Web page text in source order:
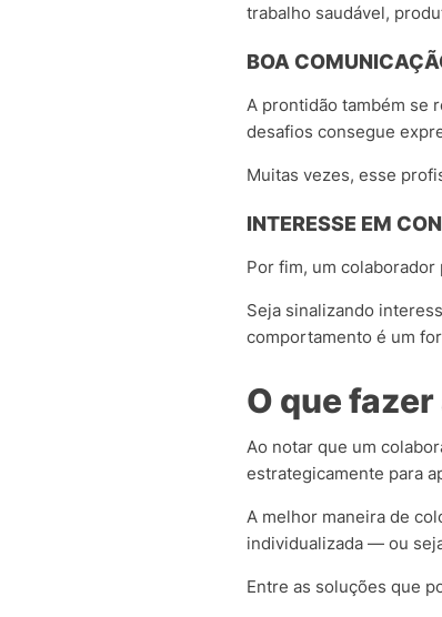
trabalho saudável,
BOA
A prontidão também se
desafios consegue
Muitas vezes, esse
INTERESSE EM
Por fim, um
Seja sinalizando
comportamento é um
O que
Ao notar que um
estrategicamente para
A melhor maneira de
individualizada — ou
Entre as soluções que